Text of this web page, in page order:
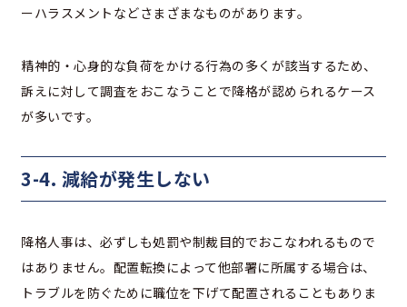
ーハラスメントなどさまざまなものがあります。
精神的・心身的な負荷をかける行為の多くが該当するため、
訴えに対して調査をおこなうことで降格が認められるケース
が多いです。
3-4. 減給が発生しない
降格人事は、必ずしも処罰や制裁目的でおこなわれるもので
はありません。配置転換によって他部署に所属する場合は、
トラブルを防ぐために職位を下げて配置されることもありま